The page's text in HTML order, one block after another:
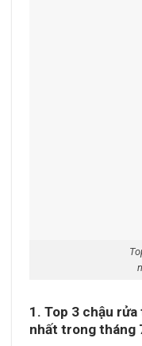
1. Top 3 chậu
nhất trong tháng